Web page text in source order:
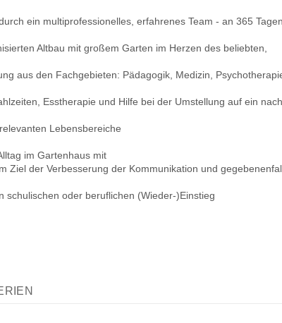
ein multiprofessionelles, erfahrenes Team - an 365
Altbau mit großem Garten im Herzen des beliebten,
aus den Fachgebieten: Pädagogik, Medizin,
Esstherapie und Hilfe bei der Umstellung auf ein
Lebensbereiche
im Gartenhaus mit
Ziel der Verbesserung der Kommunikation und
oder beruflichen (Wieder-)Einstieg